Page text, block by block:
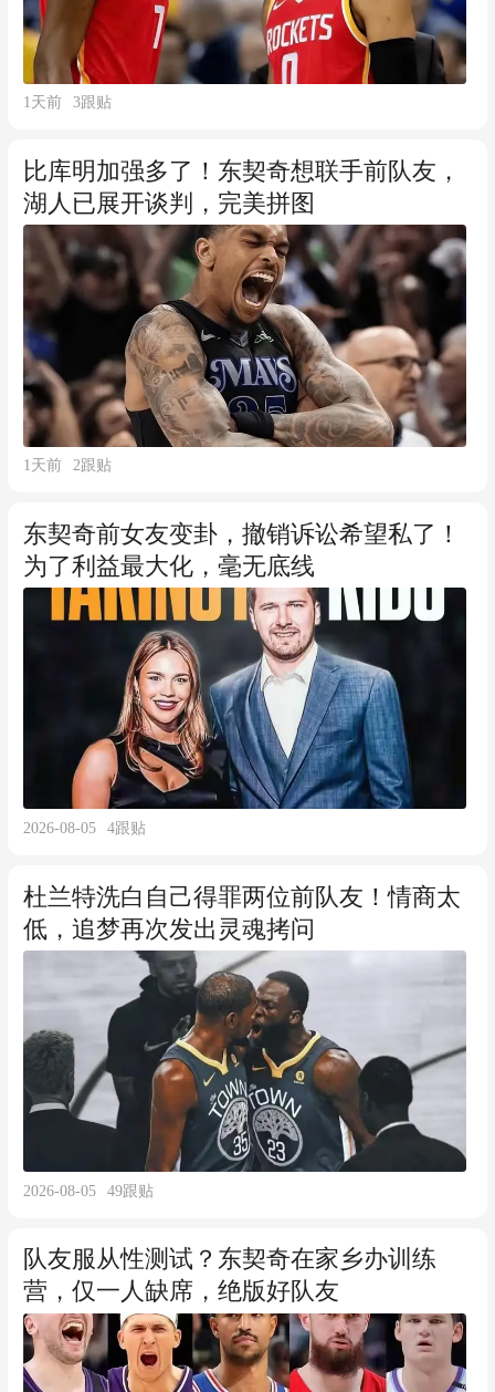
1天前 3跟贴
比库明加强多了！东契奇想联手前队友，
湖人已展开谈判，完美拼图
1天前 2跟贴
东契奇前女友变卦，撤销诉讼希望私了！
为了利益最大化，毫无底线
2026-08-05 4跟贴
杜兰特洗白自己得罪两位前队友！情商太
低，追梦再次发出灵魂拷问
2026-08-05 49跟贴
队友服从性测试？东契奇在家乡办训练
营，仅一人缺席，绝版好队友